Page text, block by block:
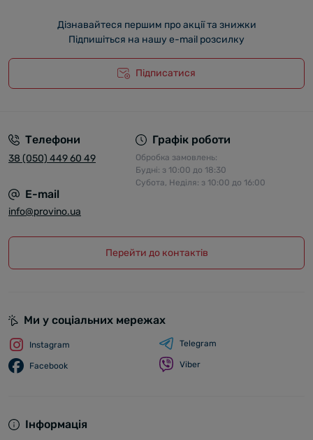
Дізнавайтеся першим про акції та знижки
Підпишіться на нашу e-mail розсилку
Підписатися
Телефони
38 (050) 449 60 49
Графік роботи
Обробка замовлень:
Будні: з 10:00 до 18:30
Субота, Неділя: з 10:00 до 16:00
E-mail
info@provino.ua
Перейти до контактів
Інформація
Ми у соціальних мережах
Instagram
Facebook
Telegram
Viber